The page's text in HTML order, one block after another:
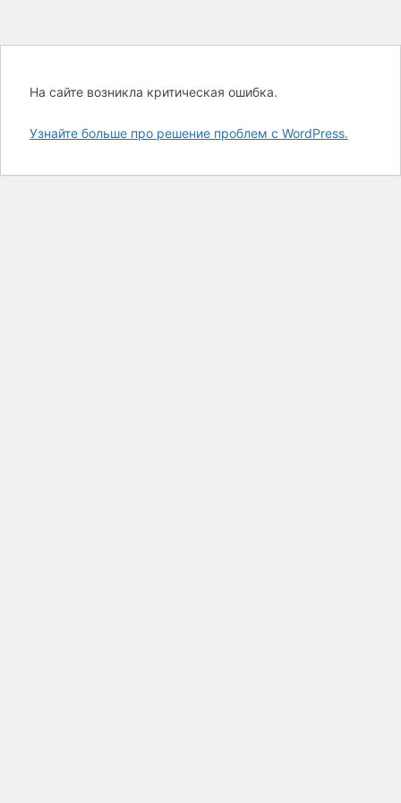
На сайте возникла критическая ошибка.
Узнайте больше про решение проблем с WordPress.